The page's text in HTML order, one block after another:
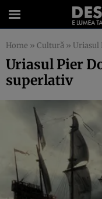
Home » Cultură » Uriasul
Uriasul Pier
superlativ